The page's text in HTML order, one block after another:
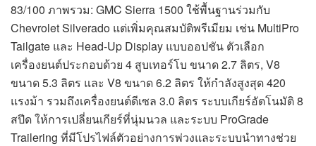
83/100 ภาพรวม: GMC Sierra 1500 ใช้พื้นฐานร่วมกับ
Chevrolet Silverado แต่เพิ่มคุณสมบัติพรีเมียม เช่น MultiPro
Tailgate และ Head-Up Display แบบออปชัน ตัวเลือก
เครื่องยนต์ประกอบด้วย 4 สูบเทอร์โบ ขนาด 2.7 ลิตร, V8
ขนาด 5.3 ลิตร และ V8 ขนาด 6.2 ลิตร ให้กำลังสูงสุด 420
แรงม้า รวมถึงเครื่องยนต์ดีเซล 3.0 ลิตร ระบบเกียร์อัตโนมัติ 8
สปีด ให้การเปลี่ยนเกียร์ที่นุ่มนวล และระบบ ProGrade
Trailering ที่มีโปรไฟล์ตัวอย่างการพ่วงและระบบนำทางช่วย